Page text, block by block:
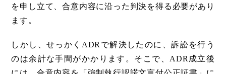
を申し立て、合意内容に沿った判決を得る必要があり
ます。
しかし、せっかくADRで解決したのに、訴訟を行う
のは余計な手間がかかります。そこで、ADR成立後